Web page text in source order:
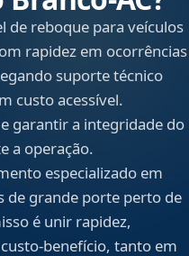
de reboque para veículos
rapidez em ocorrências
suporte técnico
custo acessível.
garantir a integridade do
a operação.
especializado em
de grande porte perto de
é unir rapidez,
benefício, tanto em